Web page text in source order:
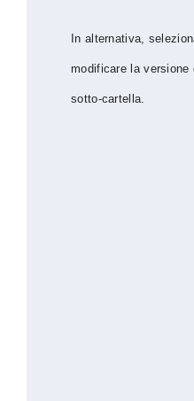
In alternativa,
modificare la
sotto-cartella.